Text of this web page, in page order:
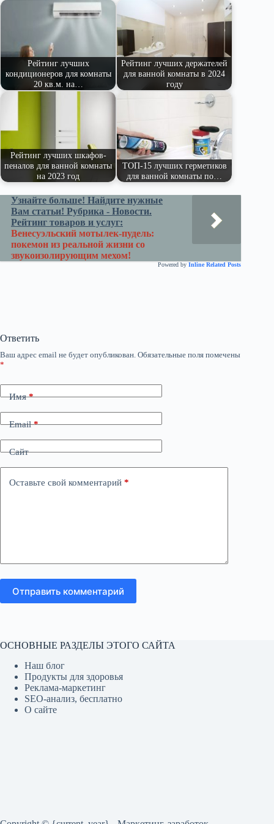
ss
ki
t
pp
m
r
ви
Рейтинг лучших
кондиционеров для комнаты
20 кв.м. на…
Рейтинг лучших держателей
для ванной комнаты в 2024
году
Рейтинг лучших шкафов-
пеналов для ванной комнаты
на 2023 год
ТОП-15 лучших герметиков
для ванной комнаты по…
Узнайте больше! Найдите нужные
Вам статьи! Рубрика - Новости.
Рейтинг товаров и услуг:
Венесуэльский мотылек-пудель:
покемон из реальной жизни со
звукоизолирующим мехом!
Powered by Inline Related Posts
Ответить
Ваш адрес email не будет опубликован. Обязательные поля помечены
*
Имя*
Email*
Сайт
Оставьте свой комментарий *
Отправить комментарий
ОСНОВНЫЕ РАЗДЕЛЫ ЭТОГО САЙТА
Наш блог
Продукты для здоровья
Реклама-маркетинг
SEO-анализ, бесплатно
О сайте